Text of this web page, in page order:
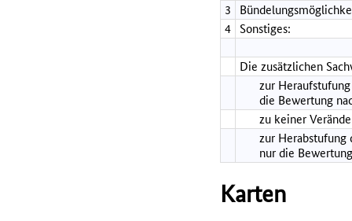
3
4 Sonstiges:
Die zusätzlichen
zur
die Bewertung
zu keiner
zur Herabstufung
nur die
Karten